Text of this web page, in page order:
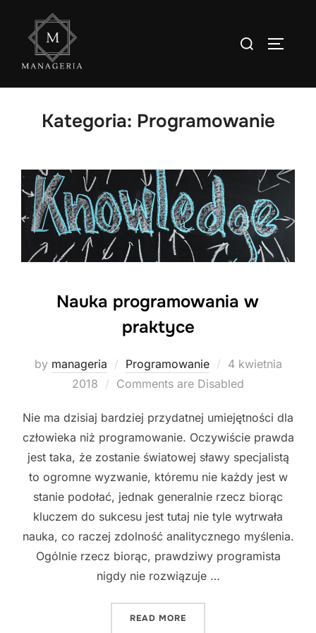
content
Search
Kategoria: Programowanie
Nauka programowania w
praktyce
by manageria Programowanie
Posted
on
4 kwietnia
2018
Comments are Disabled
Nie ma dzisiaj bardziej przydatnej umiejętności dla
człowieka niż programowanie. Oczywiście prawda
jest taka, że zostanie światowej sławy specjalistą
to ogromne wyzwanie, któremu nie każdy jest w
stanie podołać, jednak generalnie rzecz biorąc
kluczem do sukcesu jest tutaj nie tyle wytrwała
nauka, co raczej zdolność analitycznego myślenia.
Ogólnie rzecz biorąc, prawdziwy programista
nigdy nie rozwiązuje …
READ MORE